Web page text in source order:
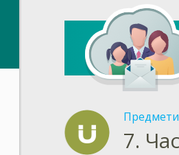
Предмети
7.